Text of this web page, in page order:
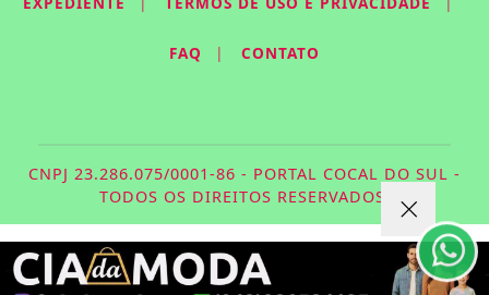
FAQ | CONTATO
CNPJ 23.286.075/0001-86 - PORTAL COCAL DO SUL -
TODOS OS DIREITOS RESERVADOS.
entendemos que você concorda com nossos Termos
de Uso e Privacidade.
CLICANDO AQUI